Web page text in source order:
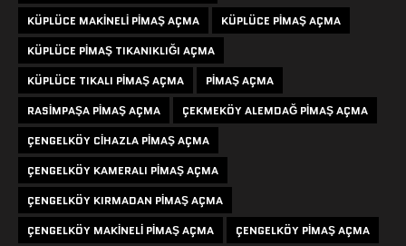
KÜPLÜCE MAKINELI PIMAŞ AÇMA
KÜPLÜCE PIMAŞ AÇMA
KÜPLÜCE PIMAŞ TIKANIKLIĞI AÇMA
KÜPLÜCE TIKALI PIMAŞ AÇMA
PIMAŞ AÇMA
RASIMPAŞA PIMAŞ AÇMA
ÇEKMEKÖY ALEMDAĞ PIMAŞ AÇMA
ÇENGELKÖY CIHAZLA PIMAŞ AÇMA
ÇENGELKÖY KAMERALI PIMAŞ AÇMA
ÇENGELKÖY KIRMADAN PIMAŞ AÇMA
ÇENGELKÖY MAKINELI PIMAŞ AÇMA
ÇENGELKÖY PIMAŞ AÇMA